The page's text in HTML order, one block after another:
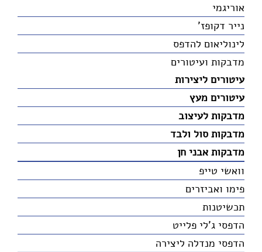
אוריגמי
נייר דקופז'
לינוליאום להדפס
מדבקות ועיטורים
עיטורים ליצירות
עיטורים מעץ
מדבקות לעיצוב
מדבקות סול ולבד
מדבקות אבני חן
וואשי טייפ
פימו ואביזרים
תכשיטנות
הדפסי ג'לי פלייט
הדפסי מנדלה ליצירה